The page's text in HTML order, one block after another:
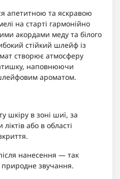
апетитною та яскравою
на старті гармонійно
акордами меду та білого
стійкий шлейф із
створює атмосферу
наповнюючи
ароматом.
шкіру в зоні шиї, за
або в області
нанесення — так
природне звучання.